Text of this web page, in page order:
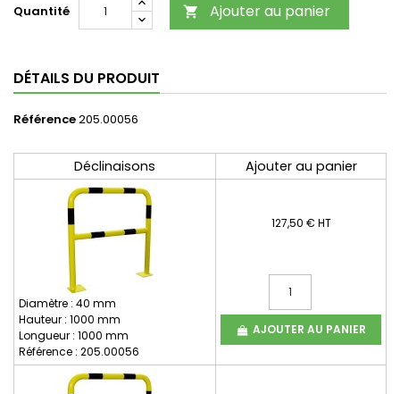
Quantité  Ajouter au panier
DÉTAILS DU PRODUIT
Référence205.00056
Déclinaisons Ajouter au panier
Diamètre : 40 mm
Hauteur : 1000 mm
Longueur : 1000 mm
Référence : 205.00056
127,50 € HT
AJOUTER AU PANIER